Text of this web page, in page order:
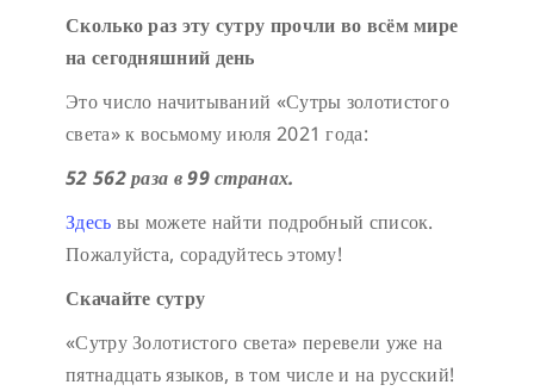
Сколько раз эту сутру прочли во всём мире
на сегодняшний день
Это число начитываний «Сутры золотистого
света» к восьмому июля 2021 года:
52 562 раза в 99 странах.
Здесь вы можете найти подробный список.
Пожалуйста, сорадуйтесь этому!
Скачайте сутру
«Сутру Золотистого света» перевели уже на
пятнадцать языков, в том числе и на русский!